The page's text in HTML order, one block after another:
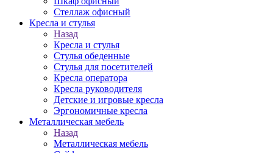
Стеллаж офисный
Кресла и стулья
Назад
Кресла и стулья
Стулья обеденные
Стулья для посетителей
Кресла оператора
Кресла руководителя
Детские и игровые кресла
Эргономичные кресла
Металлическая мебель
Назад
Металлическая мебель